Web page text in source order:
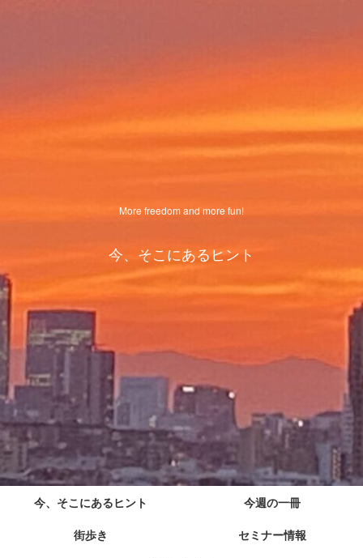
More freedom and more fun!
今、そこにあるヒント
今、そこにあるヒント
今週の一冊
街歩き
セミナー情報